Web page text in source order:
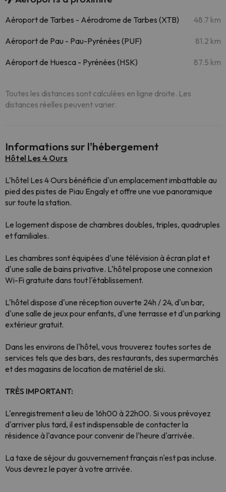
Aéroport de Tarbes - Aérodrome de Tarbes (XTB) 48.7 km
Aéroport de Pau - Pau-Pyrénées (PUF) 81.2 km
Aéroport de Huesca - Pyrénées (HSK) 87.5 km
Toutes les distances sont calculées en ligne droite. Les
distances réelles peuvent varier.
Informations sur l'hébergement
Hôtel Les 4 Ours
L'hôtel Les 4 Ours bénéficie d'un emplacement imbattable au
pied des pistes de Piau Engaly et offre une vue panoramique
sur toute la station.
Le logement dispose de chambres doubles, triples, quadruples
et familiales.
Les chambres sont équipées d'une télévision à écran plat et
d'une salle de bains privative. L'hôtel propose une connexion
Wi-Fi gratuite dans tout l'établissement.
L'hôtel dispose d'une réception ouverte 24h / 24, d'un bar,
d'une salle de jeux pour enfants, d'une terrasse et d'un parking
extérieur gratuit.
Dans les environs de l'hôtel, vous trouverez toutes sortes de
services tels que des bars, des restaurants, des supermarchés
et des magasins de location de matériel de ski.
TRÈS IMPORTANT:
L'enregistrement a lieu de 16h00 à 22h00. Si vous prévoyez
d'arriver plus tard, il est indispensable de contacter la
résidence à l'avance pour convenir de l'heure d'arrivée.
La taxe de séjour du gouvernement français n'est pas incluse.
Vous devrez le payer à votre arrivée.